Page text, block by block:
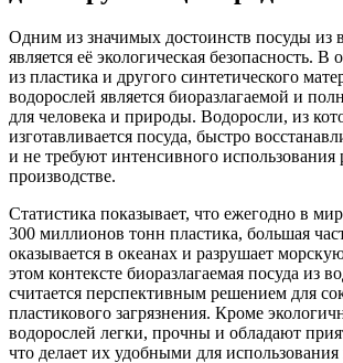
Одним из значимых достоинств посуды из
является её экологическая безопасность. В
из пластика и другого синтетического
водорослей является биоразлагаемой и
для человека и природы. Водоросли, из
изготавливается посуда, быстро
и не требуют интенсивного использования
производстве.
Статистика показывает, что ежегодно в
300 миллионов тонн пластика, большая
оказывается в океанах и разрушает
этом контексте биоразлагаемая посуда из
считается перспективным решением для
пластикового загрязнения. Кроме
водорослей легки, прочны и обладают
что делает их удобными для использования